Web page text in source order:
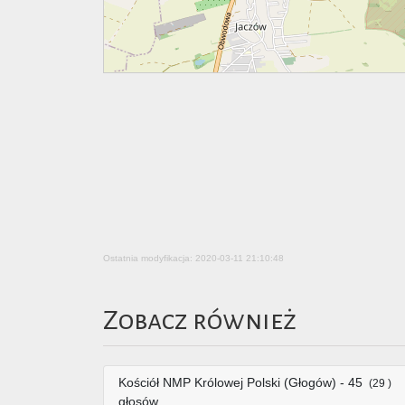
Ostatnia modyfikacja: 2020-03-11 21:10:48
Zobacz również
Kościół NMP Królowej Polski (Głogów) - 45 (29 )
głosów